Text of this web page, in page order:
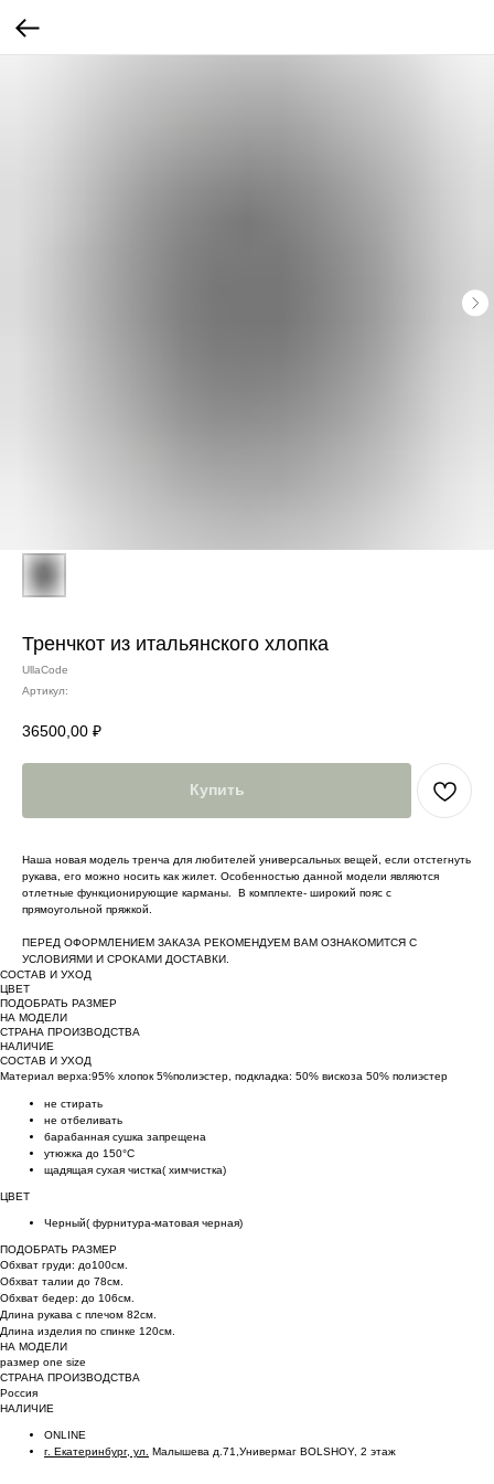
Тренчкот из итальянского хлопка
UllaCode
Артикул:
36500,00 ₽
Купить
Наша новая модель тренча для любителей универсальных вещей, если отстегнуть
рукава, его можно носить как жилет. Особенностью данной модели являются
отлетные функционирующие карманы. В комплекте- широкий пояс с
прямоугольной пряжкой.
ПЕРЕД ОФОРМЛЕНИЕМ ЗАКАЗА РЕКОМЕНДУЕМ ВАМ ОЗНАКОМИТСЯ С
УСЛОВИЯМИ И СРОКАМИ ДОСТАВКИ.
СОСТАВ И УХОД
ЦВЕТ
ПОДОБРАТЬ РАЗМЕР
НА МОДЕЛИ
СТРАНА ПРОИЗВОДСТВА
НАЛИЧИЕ
СОСТАВ И УХОД
Материал верха:95% хлопок 5%полиэстер, подкладка: 50% вискоза 50% полиэстер
не стирать
не отбеливать
барабанная сушка запрещена
утюжка до 150°C
щадящая сухая чистка( химчистка)
ЦВЕТ
Черный( фурнитура-матовая черная)
ПОДОБРАТЬ РАЗМЕР
Обхват груди: до100см.
Обхват талии до 78см.
Обхват бедер: до 106см.
Длина рукава с плечом 82см.
Длина изделия по спинке 120см.
НА МОДЕЛИ
размер one size
СТРАНА ПРОИЗВОДСТВА
Россия
НАЛИЧИЕ
ONLINE
г. Екатеринбург, ул. Малышева д.71,Универмаг BOLSHOY, 2 этаж